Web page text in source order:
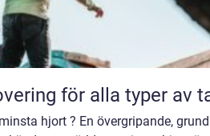
för alla typer av
hjort ? En övergripande,